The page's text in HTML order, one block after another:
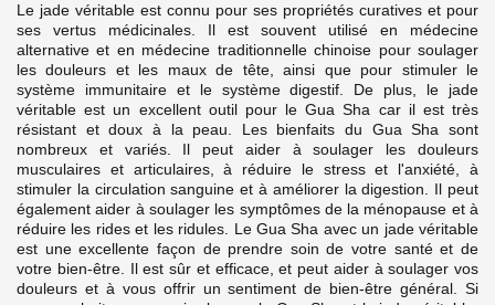
Le jade véritable est connu pour ses propriétés curatives et pour
ses vertus médicinales. Il est souvent utilisé en médecine
alternative et en médecine traditionnelle chinoise pour soulager
les douleurs et les maux de tête, ainsi que pour stimuler le
système immunitaire et le système digestif. De plus, le jade
véritable est un excellent outil pour le Gua Sha car il est très
résistant et doux à la peau. Les bienfaits du Gua Sha sont
nombreux et variés. Il peut aider à soulager les douleurs
musculaires et articulaires, à réduire le stress et l'anxiété, à
stimuler la circulation sanguine et à améliorer la digestion. Il peut
également aider à soulager les symptômes de la ménopause et à
réduire les rides et les ridules. Le Gua Sha avec un jade véritable
est une excellente façon de prendre soin de votre santé et de
votre bien-être. Il est sûr et efficace, et peut aider à soulager vos
douleurs et à vous offrir un sentiment de bien-être général. Si